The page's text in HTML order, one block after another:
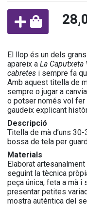
El llop és un dels
apareix a La Caputxeta
cabretes i sempre fa
Amb aquest titella de
sempre o jugar a
o potser només vol fer
gaudeix explicant
Descripció
Titella de mà d’uns
bossa de tela per
Materials
Elaborat
seguint la tècnica
peça única, feta a mà i
presentar petites
mostra autèntica del